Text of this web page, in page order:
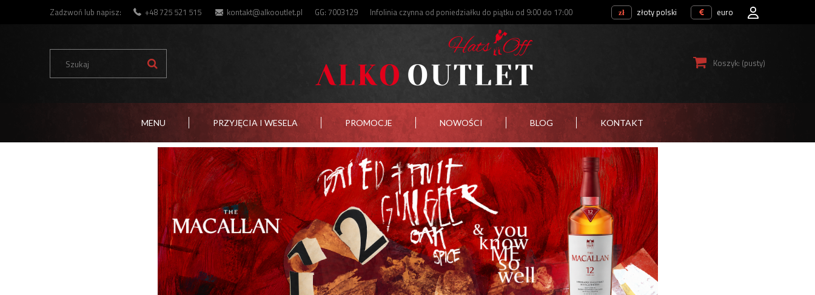
Zadzwoń lub napisz: +48 725 521 515 kontakt@alkooutlet.pl GG: 7003129 Infolinia czynna od poniedziałku do piątku od 9:00 do 17:00 złoty polski euro
Koszyk: (pusty)
MENU PRZYJĘCIA I WESELA PROMOCJE NOWOŚCI BLOG KONTAKT